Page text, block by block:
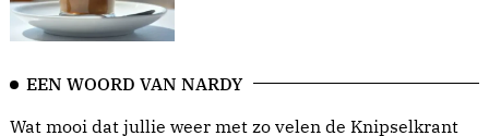
EEN WOORD VAN NARDY
Wat mooi dat jullie weer met zo velen de Knipselkrant